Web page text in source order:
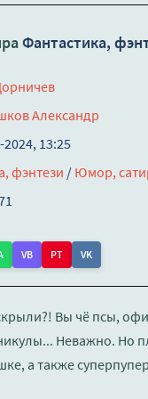
Фантастика,
Александр
2024, 13:25
фэнтези / Юмор,
VB PT VK
Вы чё псы,
Неважно. Но
а также